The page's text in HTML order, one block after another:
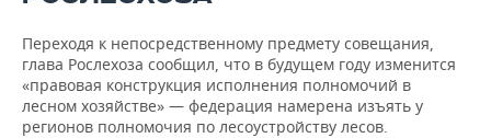
Переходя к непосредственному предмету совещания,
глава Рослехоза сообщил, что в будущем году изменится
«правовая конструкция исполнения полномочий в
лесном хозяйстве» — федерация намерена изъять у
регионов полномочия по лесоустройству лесов.